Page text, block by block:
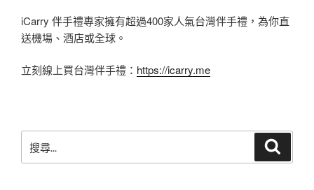
iCarry 伴手禮專家擁有超過400家人氣台灣伴手禮，為你直
送機場、酒店或全球。
立刻線上買台灣伴手禮： https://icarry.me
尋